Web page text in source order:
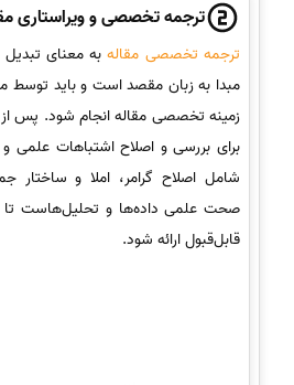
ترجمه تخصصی و ویراستاری
ترجمه تخصصی مقالهبه معنای تبدیل
مبدا به زبان مقصد است و باید توسط
زمینه تخصصی مقاله انجام شود. پس از
برای بررسی و اصلاح اشتباهات علمی
شامل اصلاح گرامر، املا و ساختار
صحت علمی داده‌ها و تحلیل‌هاست
قابل‌قبول ارائه شود.